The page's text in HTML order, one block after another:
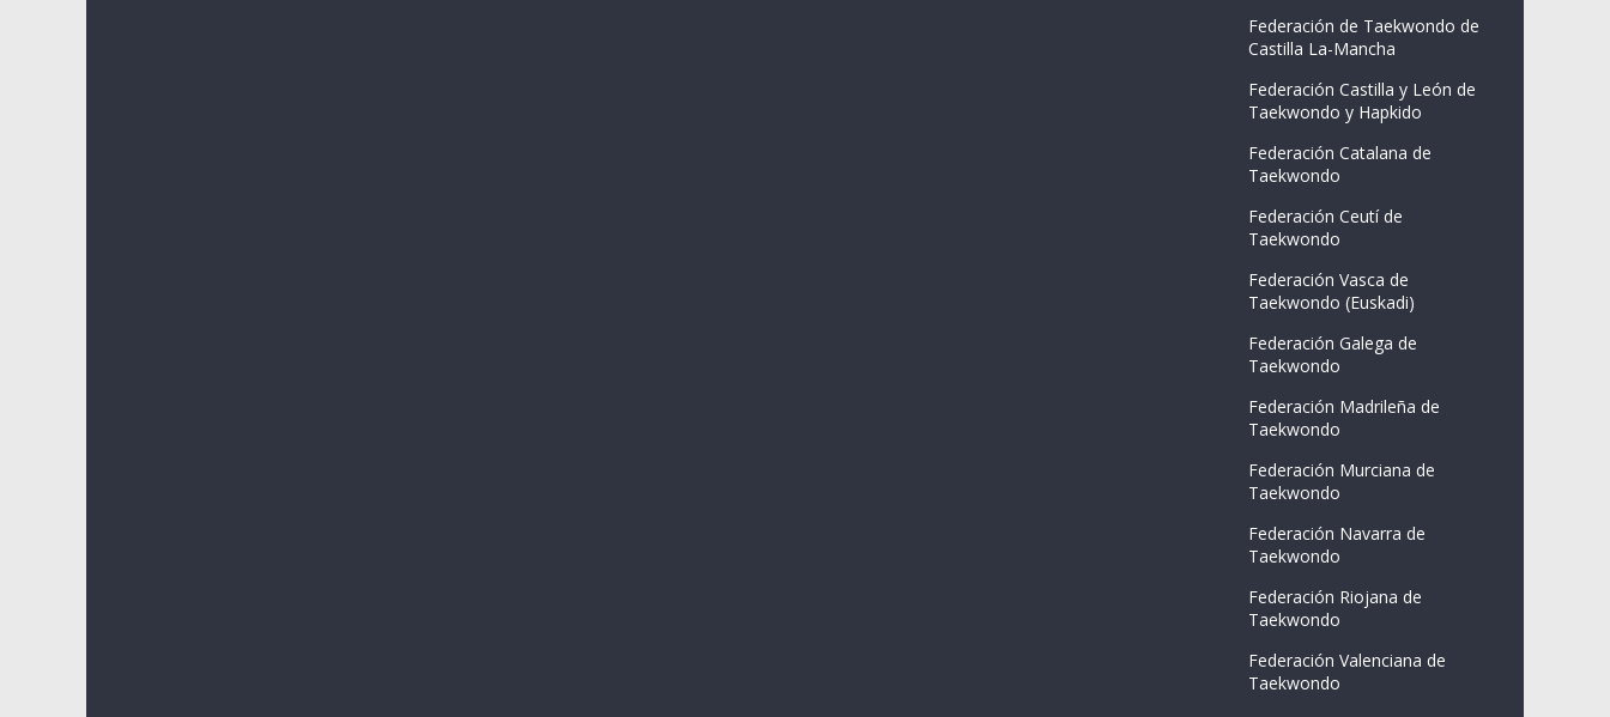
Federación de Taekwondo de
Castilla La-Mancha
Federación Castilla y León de
Taekwondo y Hapkido
Federación Catalana de
Taekwondo
Federación Ceutí de
Taekwondo
Federación Vasca de
Taekwondo (Euskadi)
Federación Galega de
Taekwondo
Federación Madrileña de
Taekwondo
Federación Murciana de
Taekwondo
Federación Navarra de
Taekwondo
Federación Riojana de
Taekwondo
Federación Valenciana de
Taekwondo